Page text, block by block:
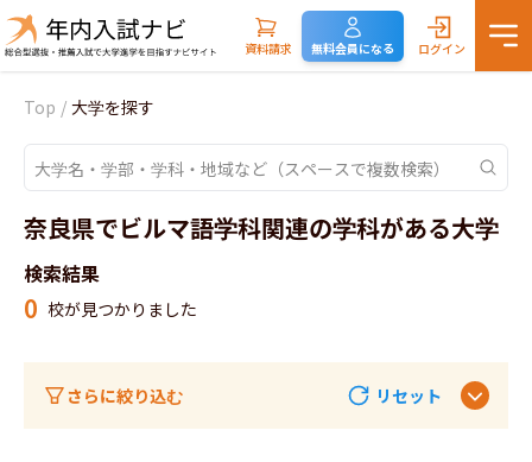
資料請求 無料会員になる ログイン
Top / 大学を探す
奈良県でビルマ語学科関連の学科がある大学
検索結果
0 校が見つかりました
さらに絞り込む リセット